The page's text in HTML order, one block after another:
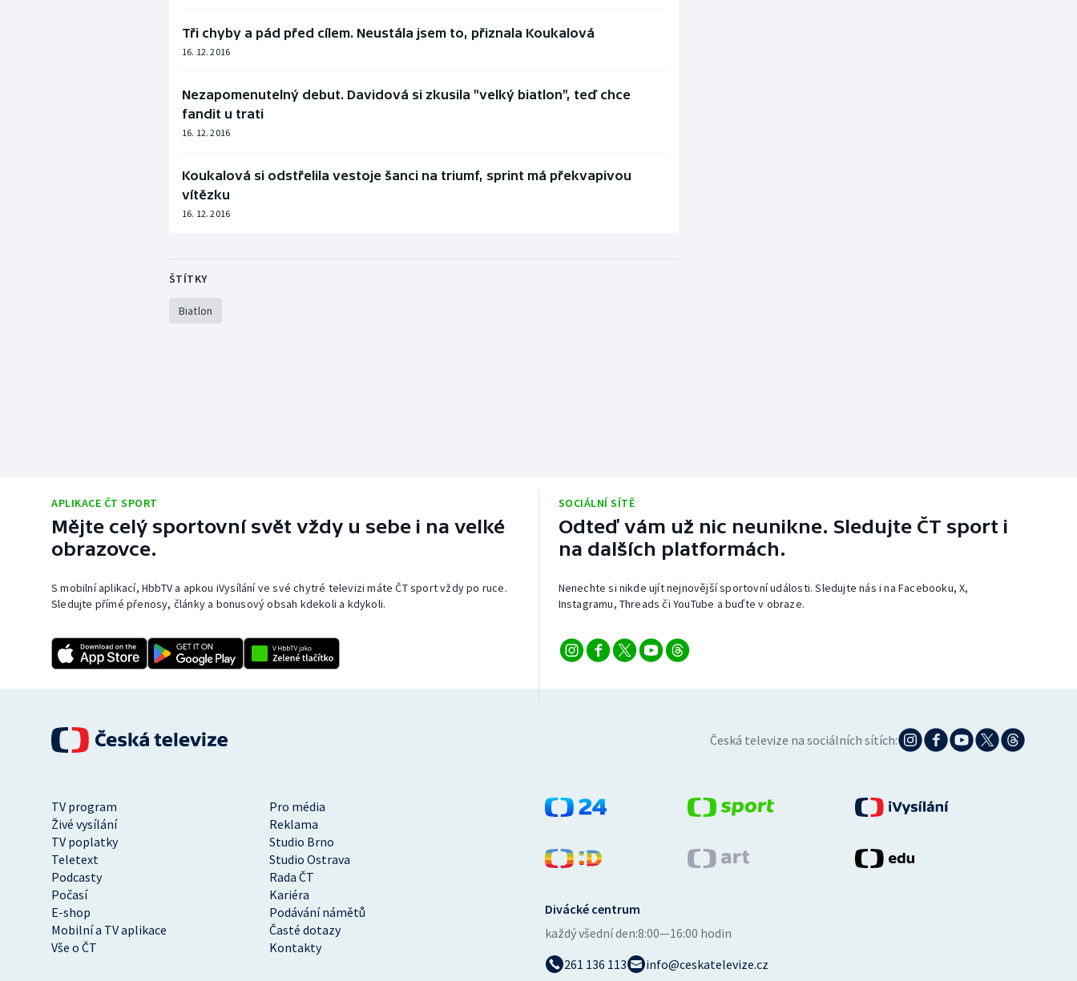
Tři chyby a pád před cílem. Neustála jsem to, přiznala Koukalová
16. 12. 2016
Nezapomenutelný debut. Davidová si zkusila "velký biatlon", teď chce
fandit u trati
16. 12. 2016
Koukalová si odstřelila vestoje šanci na triumf, sprint má překvapivou
vítězku
16. 12. 2016
ŠTÍTKY
Biatlon
APLIKACE ČT SPORT
Mějte celý sportovní svět vždy u sebe i na velké
obrazovce.
S mobilní aplikací, HbbTV a apkou iVysílání ve své chytré televizi máte ČT sport vždy po ruce.
Sledujte přímé přenosy, články a bonusový obsah kdekoli a kdykoli.
SOCIÁLNÍ SÍTĚ
Odteď vám už nic neunikne. Sledujte ČT sport i
na dalších platformách.
Nenechte si nikde ujít nejnovější sportovní události. Sledujte nás i na Facebooku, X,
Instagramu, Threads či YouTube a buďte v obraze.
Česká televize na sociálních sítích:
TV program
Pro média
Živé vysílání
Reklama
TV poplatky
Studio Brno
Teletext
Studio Ostrava
Podcasty
Rada ČT
Počasí
Kariéra
E-shop
Podávání námětů
Mobilní a TV aplikace
Časté dotazy
Vše o ČT
Kontakty
Divácké centrum
každý všední den:8:00—16:00 hodin
261 136 113
info@ceskatelevize.cz